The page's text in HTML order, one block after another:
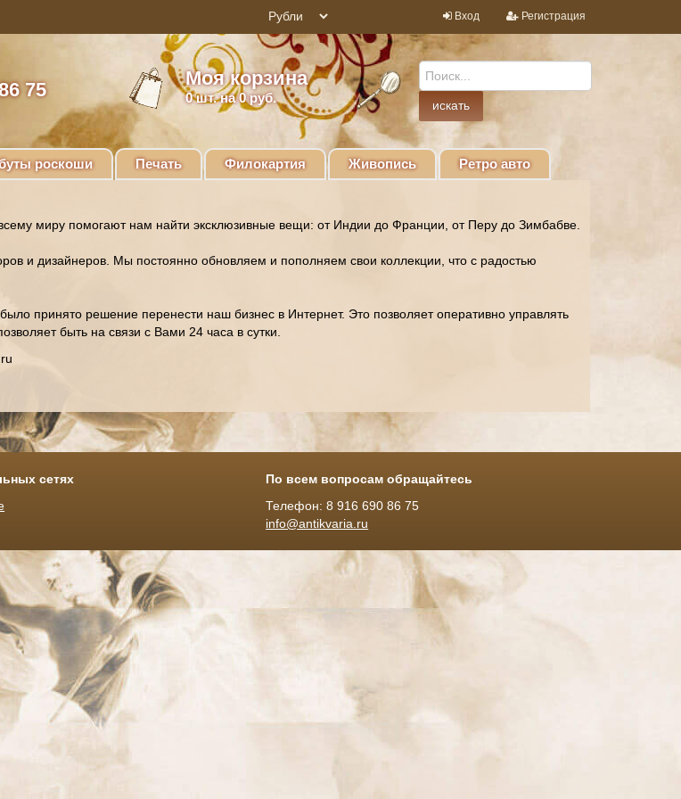
Вход Регистрация
75
Моя корзина
0шт. на 0 руб.
роскоши Печать Филокартия Живопись Ретро авто
миру помогают нам найти эксклюзивные вещи: от Индии до Франции, от Перу до Зимбабве.
и дизайнеров. Мы постоянно обновляем и пополняем свои коллекции, что с радостью
принято решение перенести наш бизнес в Интернет. Это позволяет оперативно управлять
быть на связи с Вами 24 часа в сутки.
сетях
По всем вопросам обращайтесь
Телефон: 8 916 690 86 75
info@antikvaria.ru